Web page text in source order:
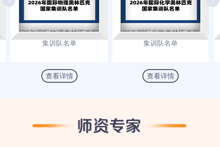
2026年国际物理奥林匹克国家
集训队名单
查看详情
2026年国际化学奥林匹克国家
集训队名单
查看详情